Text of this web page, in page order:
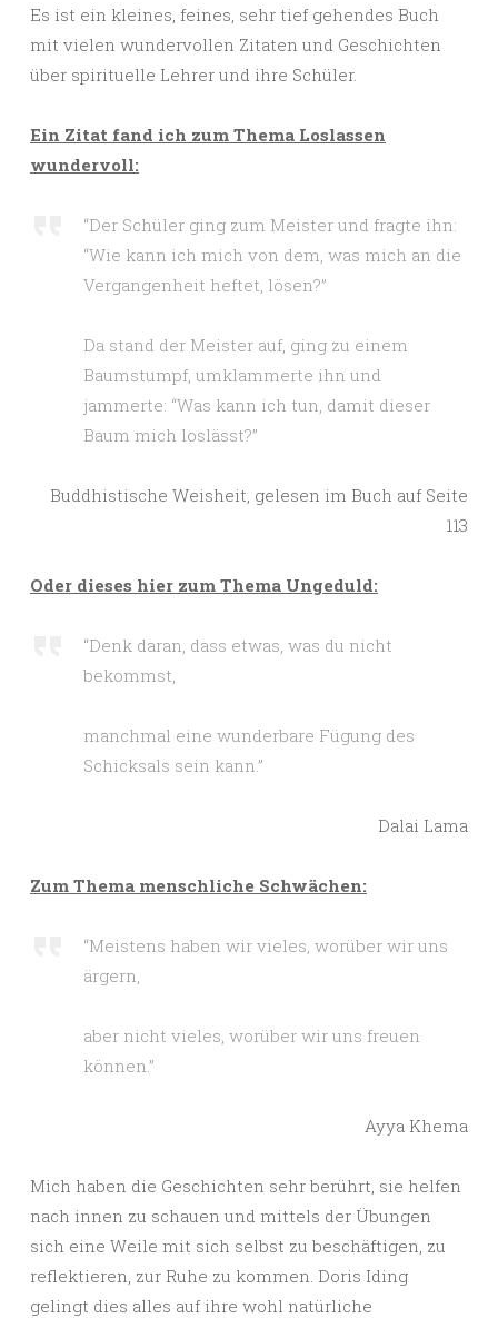
Es ist ein kleines, feines, sehr tief gehendes Buch
mit vielen wundervollen Zitaten und Geschichten
über spirituelle Lehrer und ihre Schüler.
Ein Zitat fand ich zum Thema Loslassen
wundervoll:
“Der Schüler ging zum Meister und fragte ihn:
“Wie kann ich mich von dem, was mich an die
Vergangenheit heftet, lösen?”
Da stand der Meister auf, ging zu einem
Baumstumpf, umklammerte ihn und
jammerte: “Was kann ich tun, damit dieser
Baum mich loslässt?”
Buddhistische Weisheit, gelesen im Buch auf Seite
113
Oder dieses hier zum Thema Ungeduld:
“Denk daran, dass etwas, was du nicht
bekommst,
manchmal eine wunderbare Fügung des
Schicksals sein kann.”
Dalai Lama
Zum Thema menschliche Schwächen:
“Meistens haben wir vieles, worüber wir uns
ärgern,
aber nicht vieles, worüber wir uns freuen
können.”
Ayya Khema
Mich haben die Geschichten sehr berührt, sie helfen
nach innen zu schauen und mittels der Übungen
sich eine Weile mit sich selbst zu beschäftigen, zu
reflektieren, zur Ruhe zu kommen. Doris Iding
gelingt dies alles auf ihre wohl natürliche